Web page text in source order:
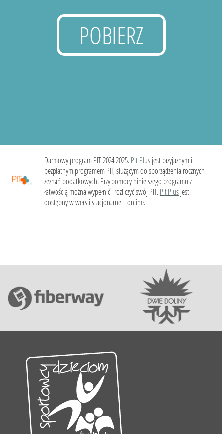
POBIERZ
Darmowy program PIT 2024 2025.Pit Plusjest przyjaznym i
bezpłatnym programem PIT, służącym do sporządzenia rocznych
zeznań podatkowych. Przy pomocy niniejszego programu z
łatwością można wypełnić i rozliczyć swój PIT.Pit Plusjest
dostępny w wersji stacjonarnej i online.